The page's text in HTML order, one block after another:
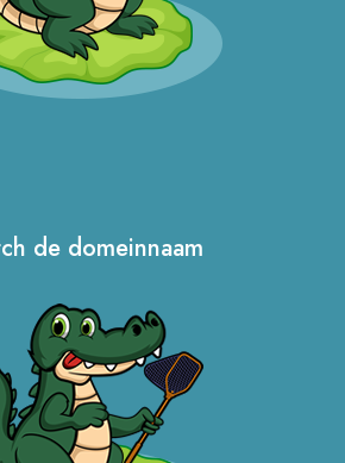
de domeinnaam